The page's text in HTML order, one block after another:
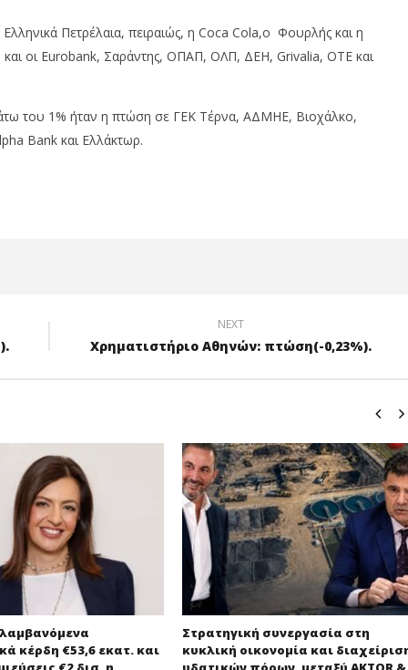
Αθηνών: Πέμπτο
πάνω από τις
με στηρίγματα
Trade Εstates: Έναντι €49,35
εκατ., το 50% του Sofia South
Ring Mall
Πετρέλαια, πειραιώς, η Coca Cola,ο Φουρλής και η
και οι Eurobank, Σαράντης, ΟΠΑΠ, ΟΛΠ, ΔΕΗ, Grivalia, ΟΤΕ και
του 1% ήταν η πτώση σε ΓΕΚ Τέρνα, ΑΔΜΗΕ, Βιοχάλκο,
Bank και Ελλάκτωρ.
NEXT
Χρηματιστήριο Αθηνών: πτώση(-0,23%).
κέρδη €53,6 εκατ. και
Στρατηγική συνεργασία στη
κυκλική οικονομία και